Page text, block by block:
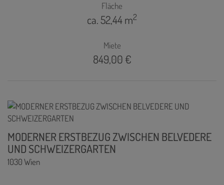
Fläche
ca. 52,44 m2
Miete
849,00 €
MODERNER ERSTBEZUG ZWISCHEN BELVEDERE
UND SCHWEIZERGARTEN
1030 Wien